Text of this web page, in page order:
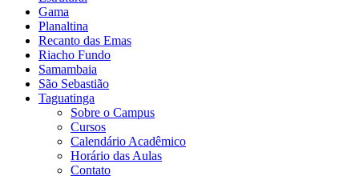
Gama
Planaltina
Recanto das Emas
Riacho Fundo
Samambaia
São Sebastião
Taguatinga
Sobre o Campus
Cursos
Calendário Acadêmico
Horário das Aulas
Contato